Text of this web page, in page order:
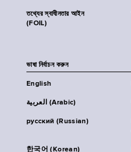
তথ্যের স্বাধীনতার আইন
(FOIL)
ভাষা নির্বাচন করুন
English
العربية (Arabic)
русский (Russian)
한국어 (Korean)